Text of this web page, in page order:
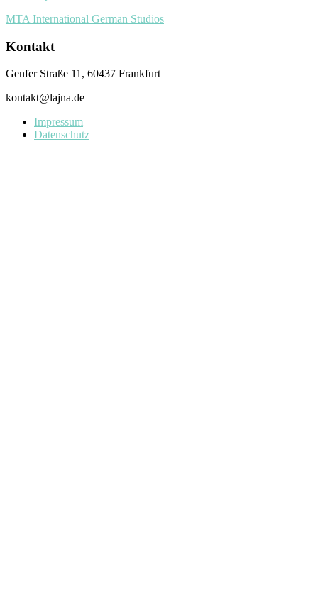
MTA International German Studios
Kontakt
Genfer Straße 11, 60437 Frankfurt
kontakt@lajna.de
Impressum
Datenschutz